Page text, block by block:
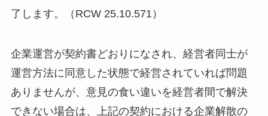
了します。（RCW 25.10.571）
企業運営が契約書どおりになされ、経営者同士が
運営方法に同意した状態で経営されていれば問題
ありませんが、意見の食い違いを経営者間で解決
できない場合は、上記の契約における企業解散の